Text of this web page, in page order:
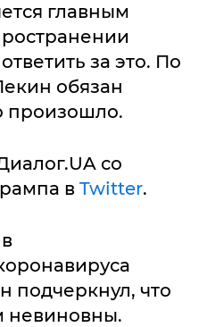
главным
за это. По
обязан
произошло.
со
в Twitter.
подчеркнул, что
невиновны.